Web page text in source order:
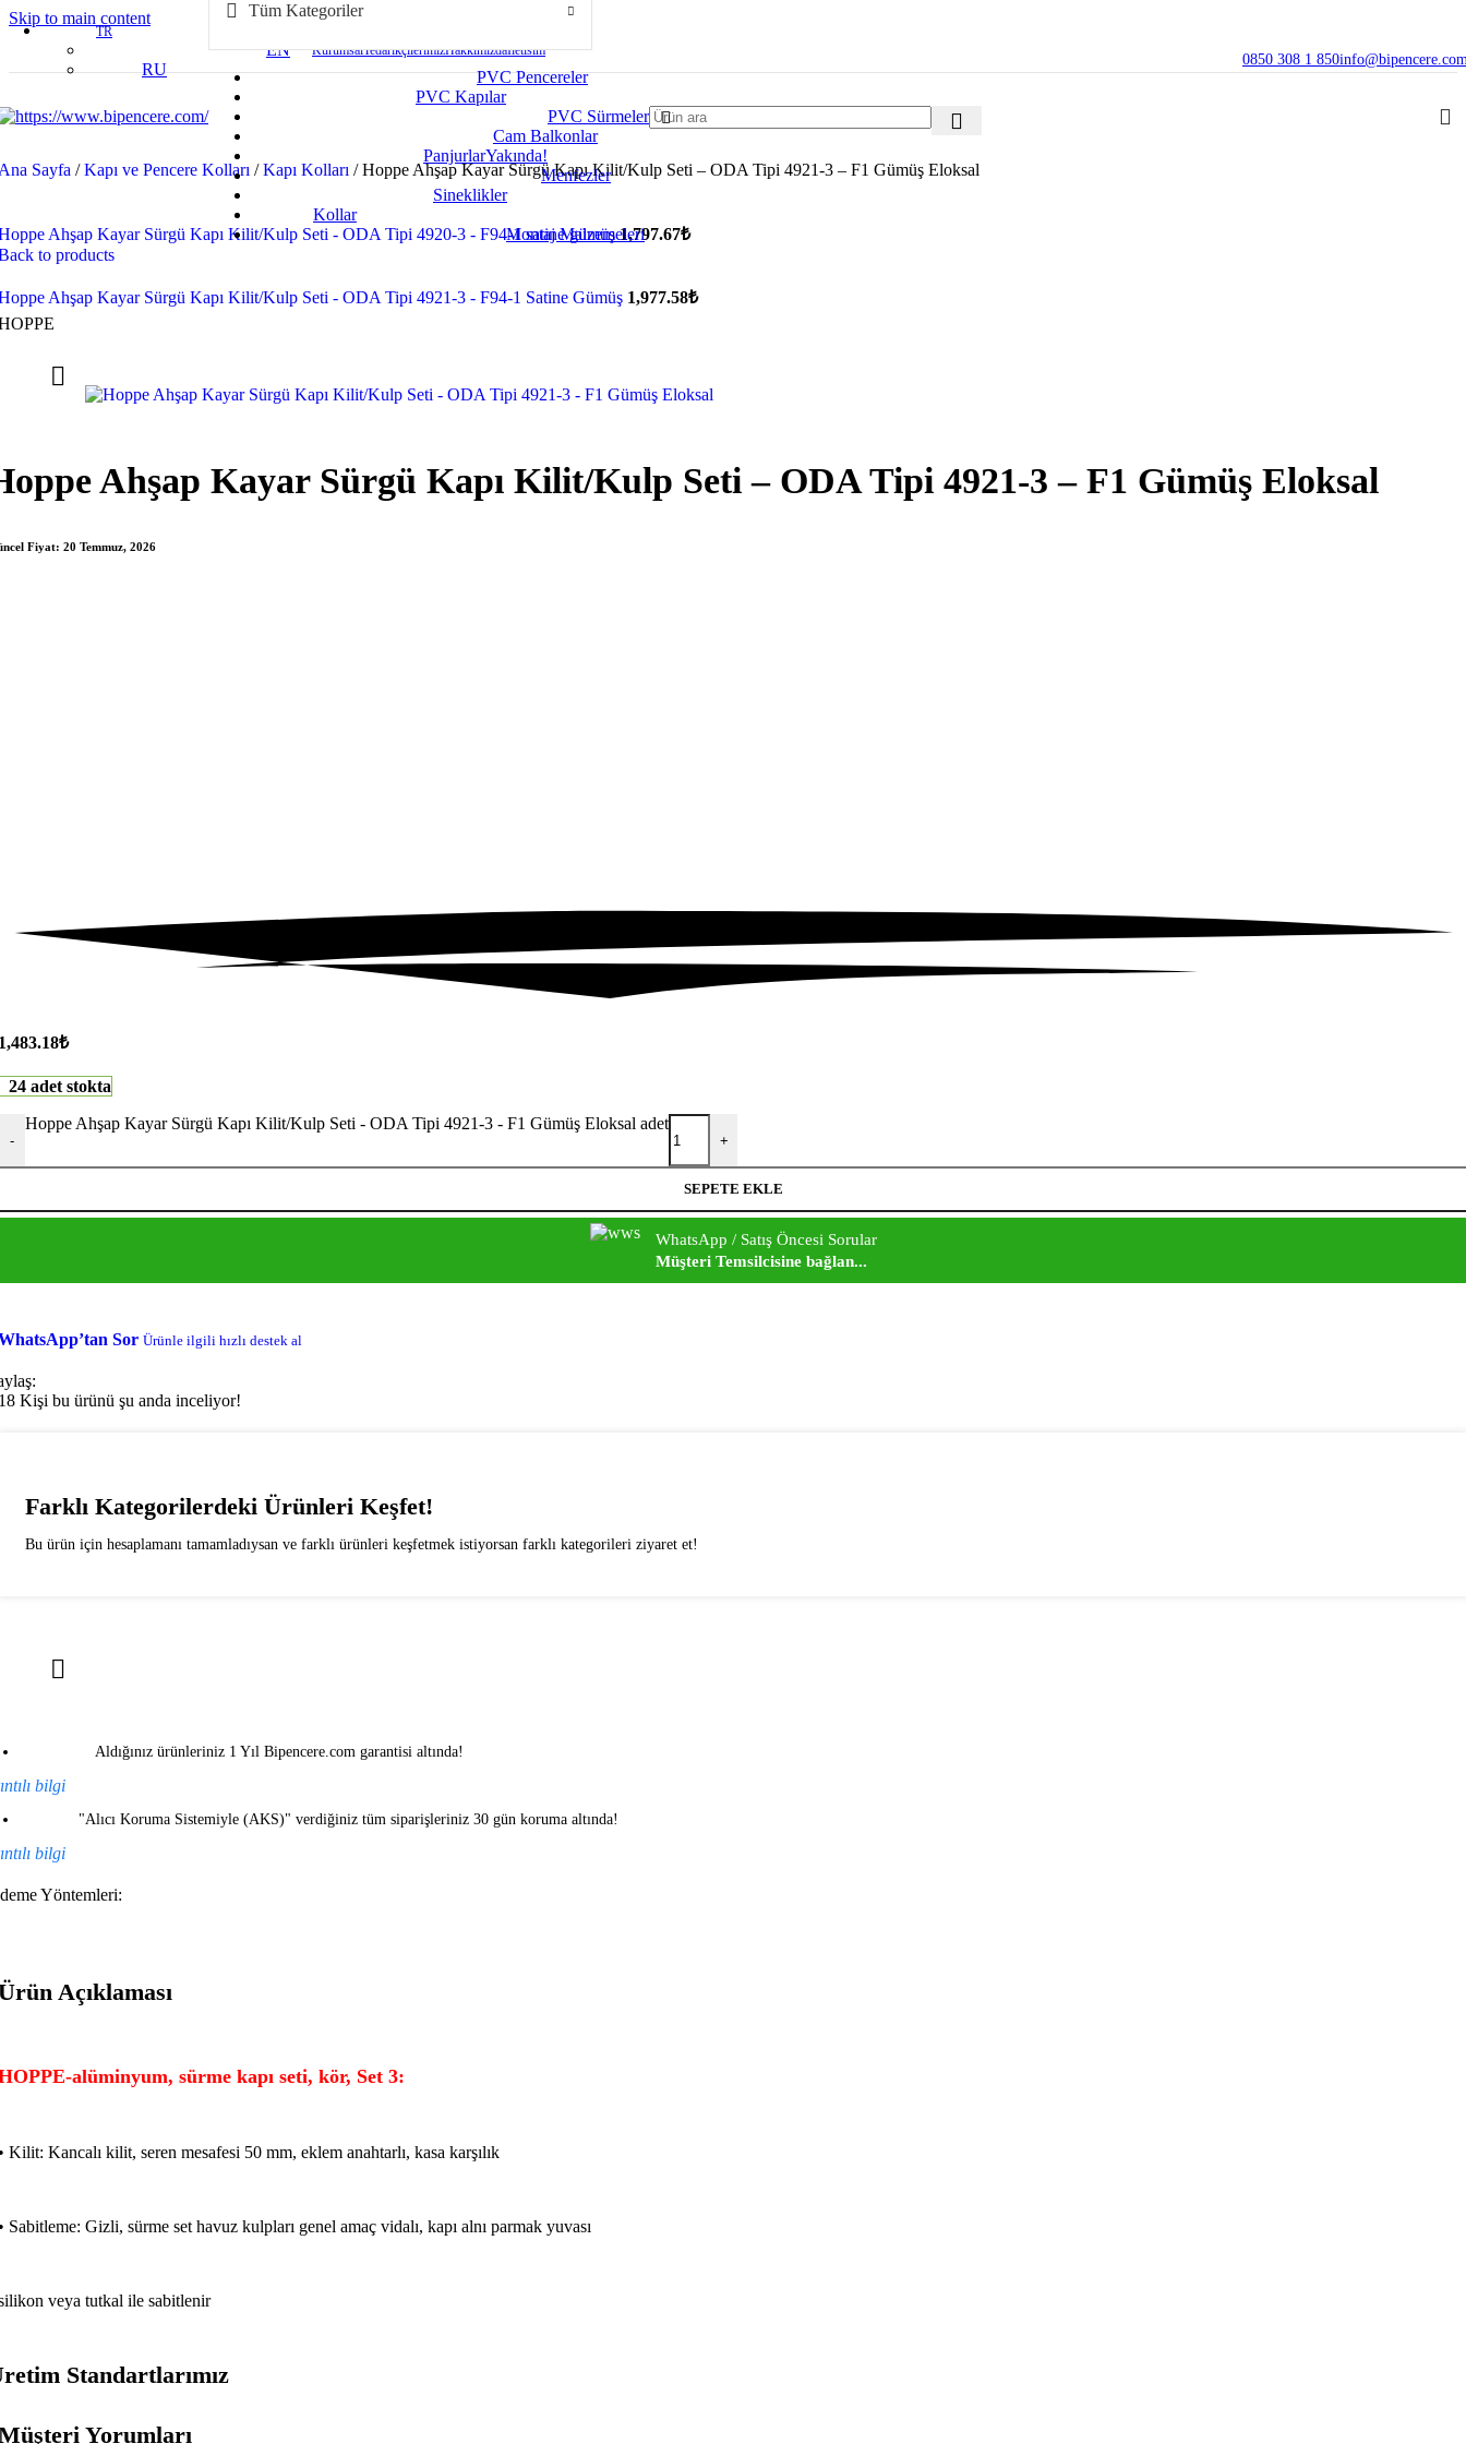
Skip to main content
TR
EN
RU
KurumsalTedarikçilerimizHakkımızdaİletisim
0850 308 1 850
Tüm Kategoriler
PVC Pencereler
PVC Kapılar
PVC Sürmeler
Cam Balkonlar
PanjurlarYakında!
Menfezler
Sineklikler
Kollar
Montaj Malzemeleri
Sayfa / Kapı ve Pencere Kolları / Kapı Kolları / Hoppe Ahşap Kayar Sürgü Kapı Kilit/Kulp Seti – ODA Tipi 4921-3 – F1 Gümüş Eloksal
Ahşap Kayar Sürgü Kapı Kilit/Kulp Seti - ODA Tipi 4920-3 - F94-1 satine gümüş1,797.67₺
to products
Ahşap Kayar Sürgü Kapı Kilit/Kulp Seti - ODA Tipi 4921-3 - F94-1 Satine Gümüş 1,977.58₺
Ahşap Kayar Sürgü Kapı Kilit/Kulp Seti – ODA Tipi 4921-3 – F1 Gümüş Eloksal
Fiyat: 20 Temmuz, 2026
₺
24 adet stokta
-
Hoppe Ahşap Kayar Sürgü Kapı Kilit/Kulp Seti - ODA Tipi 4921-3 - F1 Gümüş Eloksal adet
+
SEPETE EKLE
WhatsApp / Satış Öncesi Sorular
Müşteri Temsilcisine bağlan...
Sor Ürünle ilgili hızlı destek al
Kişi bu ürünü şu anda inceliyor!
Farklı Kategorilerdeki Ürünleri Keşfet!
Bu ürün için hesaplamanı tamamladıysan ve farklı ürünleri keşfetmek istiyorsan farklı kategorileri ziyaret et!
Aldığınız ürünleriniz 1 Yıl Bipencere.com garantisi altında!
bilgi
"Alıcı Koruma Sistemiyle (AKS)" verdiğiniz tüm siparişleriniz 30 gün koruma altında!
bilgi
Yöntemleri:
Açıklaması
alüminyum, sürme kapı seti, kör, Set 3:
Kilit: Kancalı kilit, seren mesafesi 50 mm, eklem anahtarlı, kasa karşılık
Sabitleme: Gizli, sürme set havuz kulpları genel amaç vidalı, kapı alnı parmak yuvası
veya tutkal ile sabitlenir
Standartlarımız
Yorumları